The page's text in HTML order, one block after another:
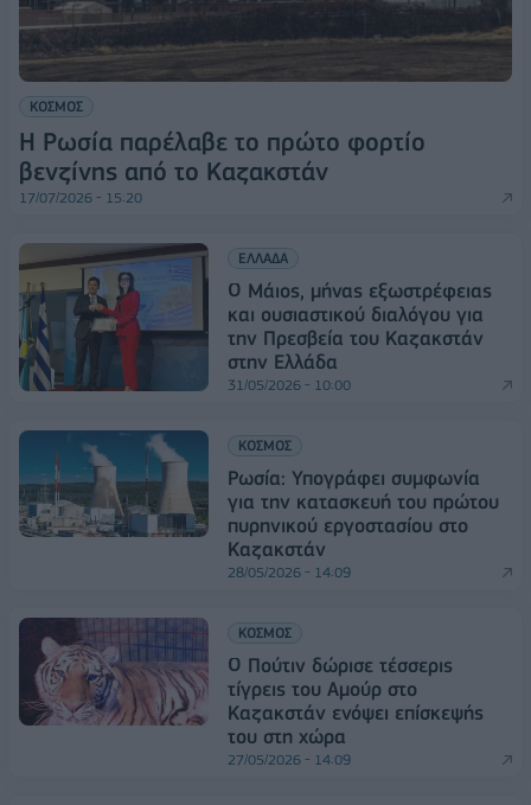
ΚΟΣΜΟΣ
Η Ρωσία παρέλαβε το πρώτο φορτίο
βενζίνης από το Καζακστάν
17/07/2026 - 15:20
ΕΛΛΑΔΑ
Ο Μάιος, μήνας εξωστρέφειας
και ουσιαστικού διαλόγου για
την Πρεσβεία του Καζακστάν
στην Ελλάδα
31/05/2026 - 10:00
ΚΟΣΜΟΣ
Ρωσία: Υπογράφει συμφωνία
για την κατασκευή του πρώτου
πυρηνικού εργοστασίου στο
Καζακστάν
28/05/2026 - 14:09
ΚΟΣΜΟΣ
Ο Πούτιν δώρισε τέσσερις
τίγρεις του Αμούρ στο
Καζακστάν ενόψει επίσκεψής
του στη χώρα
27/05/2026 - 14:09